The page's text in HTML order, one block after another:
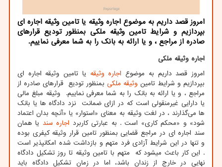
امروز قصد داریم به موضوع اجاره وثیقه یا تامین وثیقه اجاره ای
بپردازیم و شرایط تامین وثیقه ملکی بمنظور تودیع قرارهای
صادره از مراجع ، و یا ارائه به بانک را به شما معرفی نماییم.
اجاره وثیقه ملکی
امروز قصد داریم به موضوع اجاره وثیقه یا تامین وثیقه اجاره ای
بپردازیم و شرایط تامین وثیقه ملکی بمنظور تودیع قرارهای صادره از
مراجع ، و یا ارائه به بانک را به شما معرفی نماییم. وثیقه مبلغ مالی
یا دارایی غیرمنقولی است که در ازای ضمانت نزد دادگاه ها یا بانک
ها می‌گذارند ، در لغت وثیقه به معنای «استوار» یا «آنچه بدان اعتماد
شود» و «محکم کاری» است . به عبارتی کاربرد اجاره سند یا همان
سند اجاره ای در مراجع قضایی بمنظور تامین قرار وثیقه کیفری بوده
و تنها در این شرایط آزادی فرد متهم و بازداشت شده امکانپذیر است
. این کار باعث میشود که متهم با تامین وثیقه تا روز تشکیل دادگاه
نهایی در خارج از زندان باشد، اما در زمان تشکیل دادگاه باید